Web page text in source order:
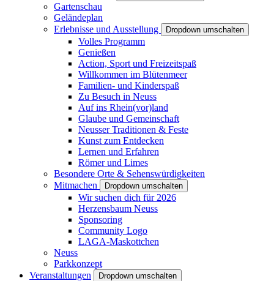
Gartenschau
Geländeplan
Erlebnisse und Ausstellung
Dropdown umschalten
Volles Programm
Genießen
Action, Sport und Freizeitspaß
Willkommen im Blütenmeer
Familien- und Kinderspaß
Zu Besuch in Neuss
Auf ins Rhein(vor)land
Glaube und Gemeinschaft
Neusser Traditionen & Feste
Kunst zum Entdecken
Lernen und Erfahren
Römer und Limes
Besondere Orte & Sehenswürdigkeiten
Mitmachen
Dropdown umschalten
Wir suchen dich für 2026
Herzensbaum Neuss
Sponsoring
Community Logo
LAGA-Maskottchen
Neuss
Parkkonzept
Veranstaltungen
Dropdown umschalten